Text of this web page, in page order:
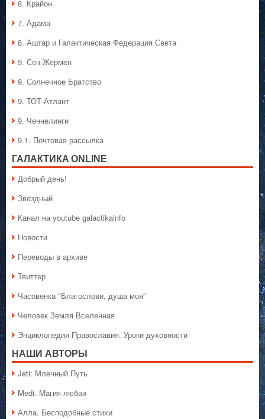
6. Крайон
7. Адама
8. Аштар и Галактическая Федерация Света
9. Сен-Жермен
9. Солнечное Братство
9. ТОТ-Атлант
9. Ченнелинги
9.1. Почтовая рассылка
ГАЛАКТИКA ONLINE
Добрый день!
Звёздный
Канал на youtube galactikainfo
Новости
Переводы в архиве
Твиттер
Часовенка "Благослови, душа моя"
Человек Земля Вселенная
Энциклопедия Православия. Уроки духовности
НАШИ АВТОРЫ
Jeti: Млечный Путь
Medi. Магия любви
Алла. Бесподобные стихи